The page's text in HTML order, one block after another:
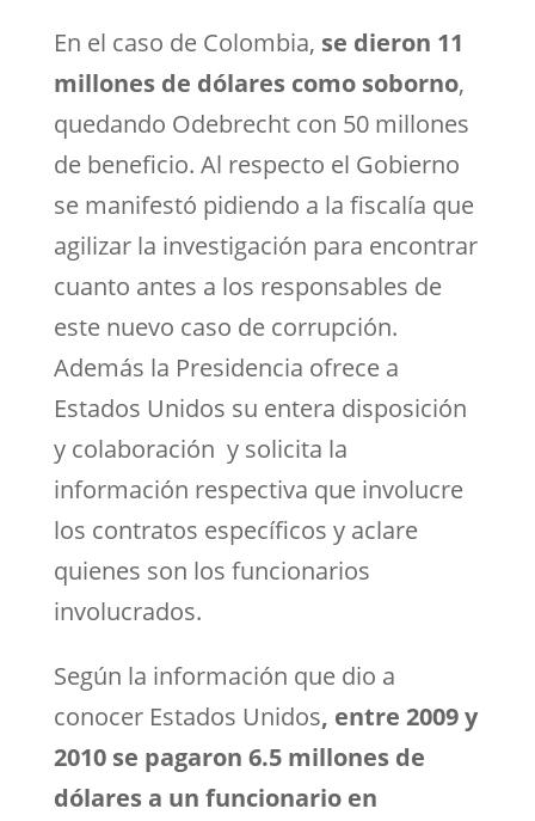
En el caso de Colombia, se dieron 11
millones de dólares como soborno,
quedando Odebrecht con 50 millones
de beneficio. Al respecto el Gobierno
se manifestó pidiendo a la fiscalía que
agilizar la investigación para encontrar
cuanto antes a los responsables de
este nuevo caso de corrupción.
Además la Presidencia ofrece a
Estados Unidos su entera disposición
y colaboración y solicita la
información respectiva que involucre
los contratos específicos y aclare
quienes son los funcionarios
involucrados.
Según la información que dio a
conocer Estados Unidos, entre 2009 y
2010 se pagaron 6.5 millones de
dólares a un funcionario en